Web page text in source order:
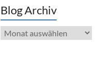
Blog Archiv
Blog
Archiv